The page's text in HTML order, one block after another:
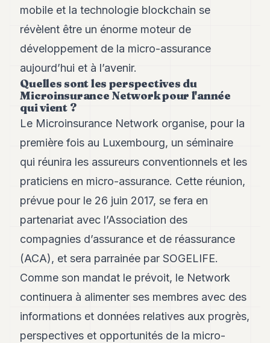
mobile et la technologie blockchain se
révèlent être un énorme moteur de
développement de la micro-assurance
aujourd’hui et à l’avenir.
Quelles sont les perspectives du
Microinsurance Network pour l'année
qui vient ?
Le Microinsurance Network organise, pour la
première fois au Luxembourg, un séminaire
qui réunira les assureurs conventionnels et les
praticiens en micro-assurance. Cette réunion,
prévue pour le 26 juin 2017, se fera en
partenariat avec l’Association des
compagnies d’assurance et de réassurance
(ACA), et sera parrainée par SOGELIFE.
Comme son mandat le prévoit, le Network
continuera à alimenter ses membres avec des
informations et données relatives aux progrès,
perspectives et opportunités de la micro-